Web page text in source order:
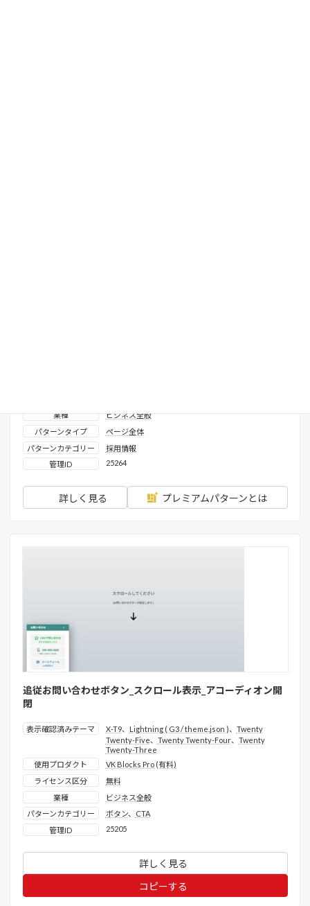
業種
ビジネス全般
パターンタイプ
ページ全体
パターンカテゴリー
採用情報
管理ID
25264
詳しく見る プレミアムパターンとは
追従お問い合わせボタン_スクロール表示_アコーディオン開
閉
表示確認済みテーマ X-T9、 Lightning ( G3 / theme.json )、 Twenty
Twenty-Five、 Twenty Twenty-Four、 Twenty
Twenty-Three
使用プロダクト
VK Blocks Pro (有料)
ライセンス区分
無料
業種
ビジネス全般
パターンカテゴリー
ボタン、
CTA
管理ID
25205
詳しく見る
コピーする